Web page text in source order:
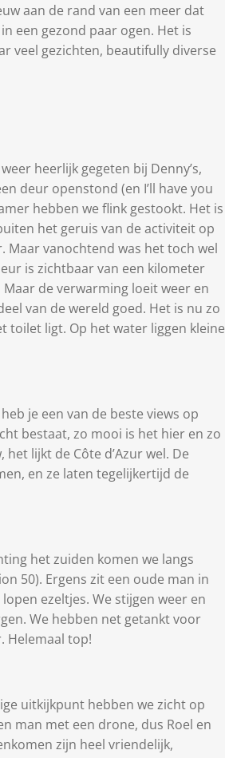
aan de rand van een meer dat
een gezond paar ogen. Het is
veel gezichten, beautifully diverse
heerlijk gegeten bij Denny’s,
deur openstond (en I’ll have you
hebben we flink gestookt. Het is
het geruis van de activiteit op
Maar vanochtend was het toch wel
is zichtbaar van een kilometer
de verwarming loeit weer en
van de wereld goed. Het is nu zo
toilet ligt. Op het water liggen kleine
je een van de beste views op
bestaat, zo mooi is het hier en zo
lijkt de Côte d’Azur wel. De
en ze laten tegelijkertijd de
het zuiden komen we langs
50). Ergens zit een oude man in
ezeltjes. We stijgen weer en
We hebben net getankt voor
Helemaal top!
uitkijkpunt hebben we zicht op
man met een drone, dus Roel en
zijn heel vriendelijk,